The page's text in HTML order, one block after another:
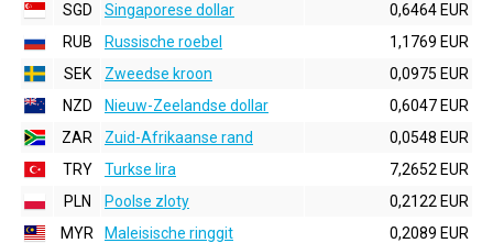
SGD
Singaporese dollar
0,6464 EUR
RUB
Russische roebel
1,1769 EUR
SEK
Zweedse kroon
0,0975 EUR
NZD
Nieuw-Zeelandse dollar
0,6047 EUR
ZAR
Zuid-Afrikaanse rand
0,0548 EUR
TRY
Turkse lira
7,2652 EUR
PLN
Poolse zloty
0,2122 EUR
MYR
Maleisische ringgit
0,2089 EUR